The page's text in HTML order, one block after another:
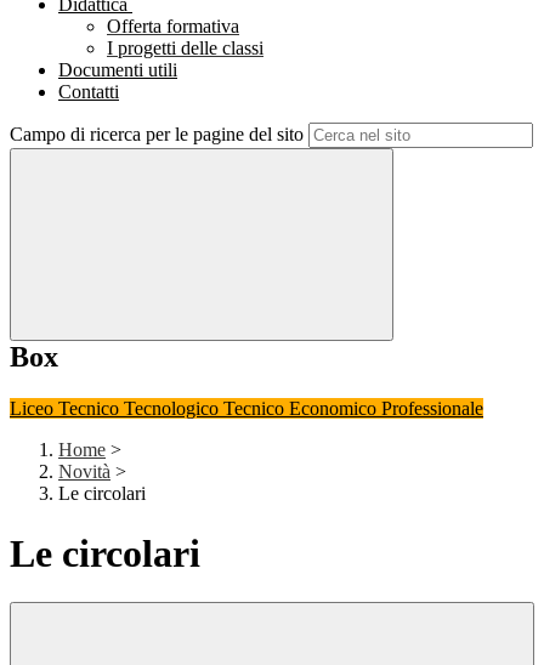
Didattica
Offerta formativa
I progetti delle classi
Documenti utili
Contatti
Campo di ricerca per le pagine del sito
Box
Liceo Tecnico Tecnologico Tecnico Economico Professionale
Home >
Novità >
Le circolari
Le circolari